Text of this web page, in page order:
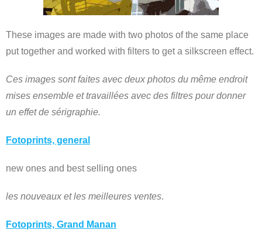
These images are made with two photos of the same place
put together and worked with filters to get a silkscreen effect.
Ces images sont faites avec deux photos du même endroit
mises ensemble et travaillées avec des filtres pour donner
un effet de sérigraphie.
Fotoprints, general
new ones and best selling ones
les nouveaux et les meilleures ventes.
Fotoprints, Grand Manan